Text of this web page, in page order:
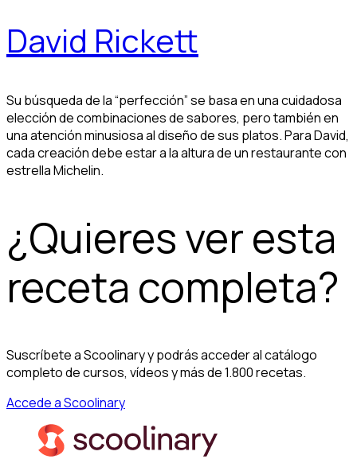
David Rickett
Su búsqueda de la “perfección” se basa en una cuidadosa
elección de combinaciones de sabores, pero también en
una atención minusiosa al diseño de sus platos. Para David,
cada creación debe estar a la altura de un restaurante con
estrella Michelin.
¿Quieres ver esta
receta completa?
Suscríbete a Scoolinary y podrás acceder al catálogo
completo de cursos, vídeos y más de 1.800 recetas.
Accede a Scoolinary